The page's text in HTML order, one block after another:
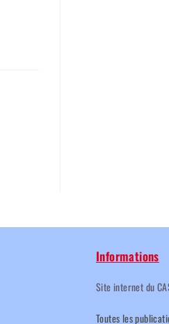
Informations
Site internet du
Toutes les